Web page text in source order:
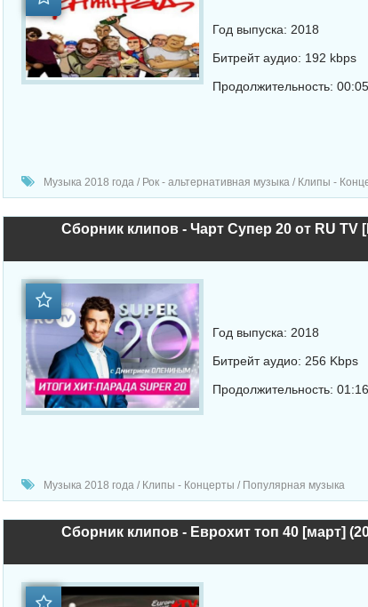
Год выпуска: 2018
Битрейт аудио: 192 kbps
Продолжительность:
Музыка 2018 года / Рок - альтернативная музыка / Клипы -
Сборник клипов - Чарт Супер 20 от RU TV
Год выпуска: 2018
Битрейт аудио: 256 Kbps
Продолжительность:
Музыка 2018 года / Клипы - Концерты / Популярная музыка
Сборник клипов - Еврохит топ 40 [март]